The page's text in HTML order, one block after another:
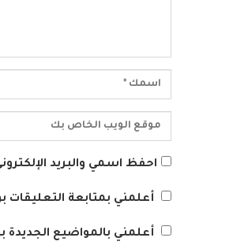
احفظ اسمي والبريد
أعلمني بمتابعة التعليقات
أعلمني بالمواضيع الجديدة